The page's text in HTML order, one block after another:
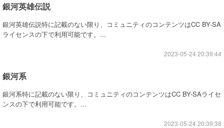
銀河英雄伝説
銀河英雄伝説特に記載のない限り、コミュニティのコンテンツはCC BY-SA
ライセンスの下で利用可能です。...
2023-05-24 20:39:44
銀河系
銀河系特に記載のない限り、コミュニティのコンテンツはCC BY-SAライセ
ンスの下で利用可能です。...
2023-05-24 20:39:38